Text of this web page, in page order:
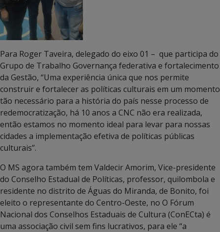
Para Roger Taveira, delegado do eixo 01 – que participa do
Grupo de Trabalho Governança federativa e fortalecimento
da Gestão, “Uma experiência única que nos permite
construir e fortalecer as políticas culturais em um momento
tão necessário para a história do país nesse processo de
redemocratização, há 10 anos a CNC não era realizada,
então estamos no momento ideal para levar para nossas
cidades a implementação efetiva de políticas públicas
culturais”.
O MS agora também tem Valdecir Amorim, Vice-presidente
do Conselho Estadual de Políticas, professor, quilombola e
residente no distrito de Águas do Miranda, de Bonito, foi
eleito o representante do Centro-Oeste, no O Fórum
Nacional dos Conselhos Estaduais de Cultura (ConECta) é
uma associação civil sem fins lucrativos, para ele “a